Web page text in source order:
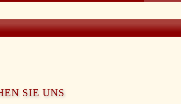
SIE UNS